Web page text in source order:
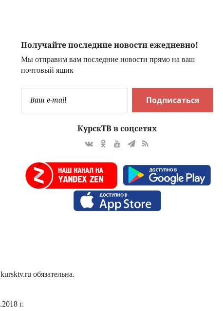
Получайте последние новости ежедневно!
Мы отправим вам последние новости прямо на ваш
почтовый ящик
Подписаться
КурскТВ в соцсетях
обязательна.
г.